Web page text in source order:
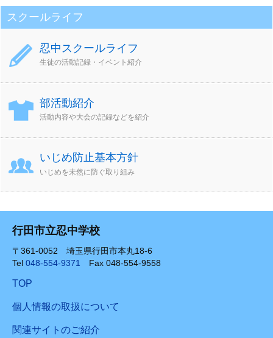
スクールライフ
忍中スクールライフ
生徒の活動記録・イベント紹介
部活動紹介
活動内容や大会の記録などを紹介
いじめ防止基本方針
いじめを未然に防ぐ取り組み
行田市立忍中学校
〒361-0052 埼玉県行田市本丸18-6
Tel 048-554-9371 Fax 048-554-9558
TOP
個人情報の取扱について
関連サイトのご紹介